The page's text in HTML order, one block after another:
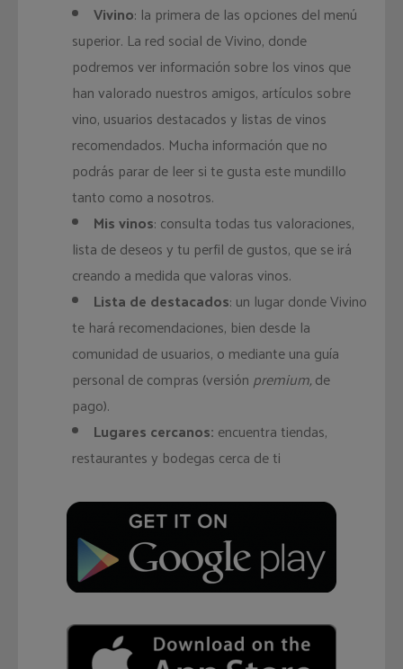
Vivino: la primera de las opciones del menú
superior. La red social de Vivino, donde
podremos ver información sobre los vinos que
han valorado nuestros amigos, artículos sobre
vino, usuarios destacados y listas de vinos
recomendados. Mucha información que no
podrás parar de leer si te gusta este mundillo
tanto como a nosotros.
Mis vinos: consulta todas tus valoraciones,
lista de deseos y tu perfil de gustos, que se irá
creando a medida que valoras vinos.
Lista de destacados: un lugar donde Vivino
te hará recomendaciones, bien desde la
comunidad de usuarios, o mediante una guía
personal de compras (versión premium,de
pago).
Lugares cercanos: encuentra tiendas,
restaurantes y bodegas cerca de ti